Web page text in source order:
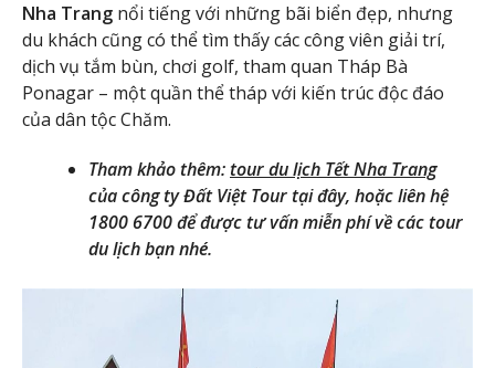
Nha Trang nổi tiếng với những bãi biển đẹp, nhưng
du khách cũng có thể tìm thấy các công viên giải trí,
dịch vụ tắm bùn, chơi golf, tham quan Tháp Bà
Ponagar – một quần thể tháp với kiến trúc độc đáo
của dân tộc Chăm.
Tham khảo thêm:tour du lịch Tết Nha Trang
của công ty Đất Việt Tour tại đây, hoặc liên hệ
1800 6700 để được tư vấn miễn phí về các tour
du lịch bạn nhé.